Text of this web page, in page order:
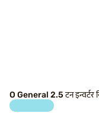
O General 2.5 टन इन्वर्टर